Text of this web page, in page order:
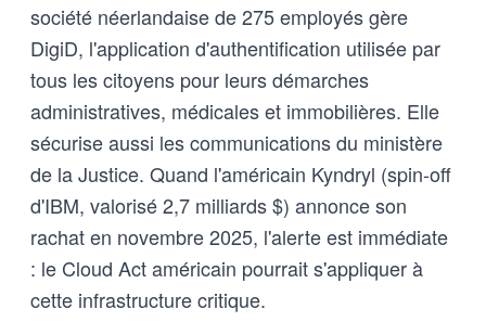
société néerlandaise de 275 employés gère
DigiD, l'application d'authentification utilisée par
tous les citoyens pour leurs démarches
administratives, médicales et immobilières. Elle
sécurise aussi les communications du ministère
de la Justice. Quand l'américain Kyndryl (spin-off
d'IBM, valorisé 2,7 milliards $) annonce son
rachat en novembre 2025, l'alerte est immédiate
: le Cloud Act américain pourrait s'appliquer à
cette infrastructure critique.